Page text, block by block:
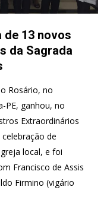
13 novos
da Sagrada
Rosário, no
PE, ganhou, no
Extraordinários
celebração de
local, e foi
Francisco de Assis
Firmino (vigário